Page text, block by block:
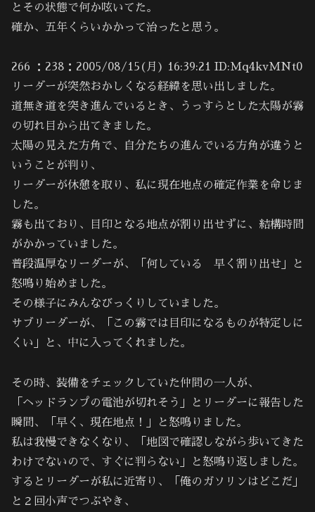
とその状態で何か呟いてた。
確か、五年くらいかかって治ったと思う。
266 ：238：2005/08/15(月) 16:39:21 ID:Mq4kvMNt0
リーダーが突然おかしくなる経緯を思い出しました。
道無き道を突き進んでいるとき、うっすらとした太陽が霧
の切れ目から出てきました。
太陽の見えた方角で、自分たちの進んでいる方角が違うと
いうことが判り、
リーダーが休憩を取り、私に現在地点の確定作業を命じま
した。
霧も出ており、目印となる地点が割り出せずに、結構時間
がかかっていました。
普段温厚なリーダーが、「何している 早く割り出せ」と
怒鳴り始めました。
その様子にみんなびっくりしていました。
サブリーダーが、「この霧では目印になるものが特定しに
くい」と、中に入ってくれました。
その時、装備をチェックしていた仲間の一人が、
「ヘッドランプの電池が切れそう」とリーダーに報告した
瞬間、「早く、現在地点！」と怒鳴りました。
私は我慢できなくなり、「地図で確認しながら歩いてきた
わけでないので、すぐに判らない」と怒鳴り返しました。
するとリーダーが私に近寄り、「俺のガソリンはどこだ」
と２回小声でつぶやき、